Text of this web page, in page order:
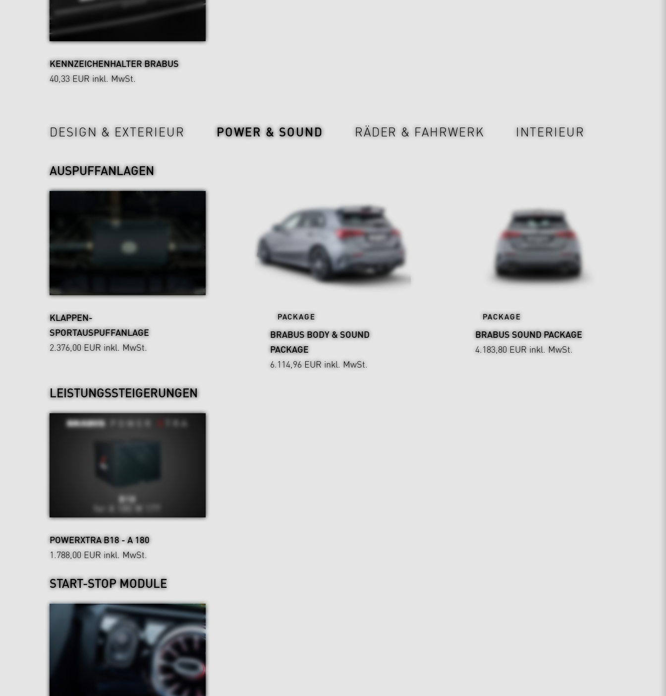
KENNZEICHENHALTER BRABUS
40,33 EUR inkl. MwSt.
DESIGN & EXTERIEUR POWER & SOUND RÄDER & FAHRWERK INTERIEUR
AUSPUFFANLAGEN
KLAPPEN-
SPORTAUSPUFFANLAGE
2.376,00 EUR inkl. MwSt.
PACKAGE
BRABUS BODY & SOUND
PACKAGE
6.114,96 EUR inkl. MwSt.
PACKAGE
BRABUS SOUND PACKAGE
4.183,80 EUR inkl. MwSt.
LEISTUNGSSTEIGERUNGEN
POWERXTRA B18 - A 180
1.788,00 EUR inkl. MwSt.
START-STOP MODULE